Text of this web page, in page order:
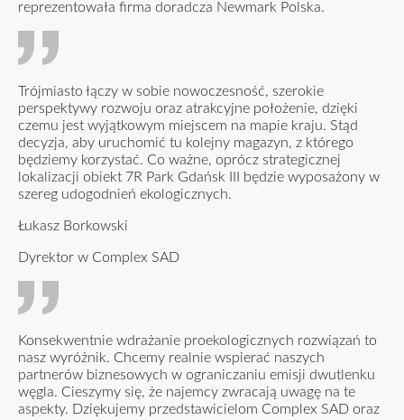
reprezentowała firma doradcza Newmark Polska.
Trójmiasto łączy w sobie nowoczesność, szerokie
perspektywy rozwoju oraz atrakcyjne położenie, dzięki
czemu jest wyjątkowym miejscem na mapie kraju. Stąd
decyzja, aby uruchomić tu kolejny magazyn, z którego
będziemy korzystać. Co ważne, oprócz strategicznej
lokalizacji obiekt 7R Park Gdańsk III będzie wyposażony w
szereg udogodnień ekologicznych.
Łukasz Borkowski
Dyrektor w Complex SAD
Konsekwentnie wdrażanie proekologicznych rozwiązań to
nasz wyróżnik. Chcemy realnie wspierać naszych
partnerów biznesowych w ograniczaniu emisji dwutlenku
węgla. Cieszymy się, że najemcy zwracają uwagę na te
aspekty. Dziękujemy przedstawicielom Complex SAD oraz